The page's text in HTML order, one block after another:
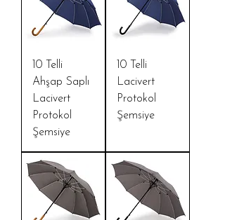
10 Telli
Ahşap Saplı
Lacivert
Protokol
Şemsiye
10 Telli
Lacivert
Protokol
Şemsiye